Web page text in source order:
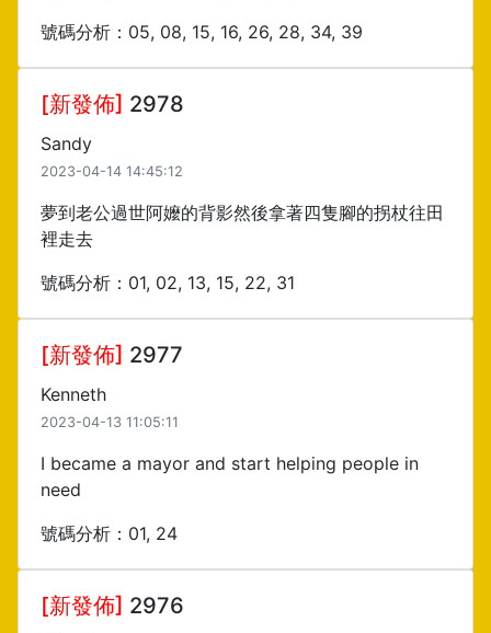
號碼分析：05, 08, 15, 16, 26, 28, 34, 39
[新發佈] 2978
Sandy
2023-04-14 14:45:12
夢到老公過世阿嬤的背影然後拿著四隻腳的拐杖往田
裡走去
號碼分析：01, 02, 13, 15, 22, 31
[新發佈] 2977
Kenneth
2023-04-13 11:05:11
I became a mayor and start helping people in
need
號碼分析：01, 24
[新發佈] 2976